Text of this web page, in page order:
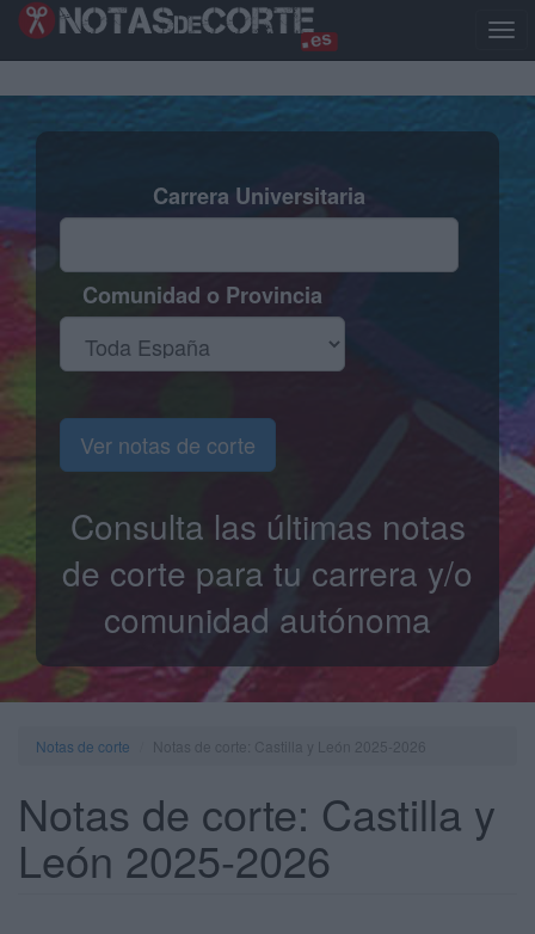
Pasar
Carrera Universitaria
Comunidad o Provincia
Ver notas de corte
Consulta las últimas notas
de corte para tu carrera y/o
comunidad autónoma
Notas de corte
Notas de corte: Castilla y
León 2025-2026